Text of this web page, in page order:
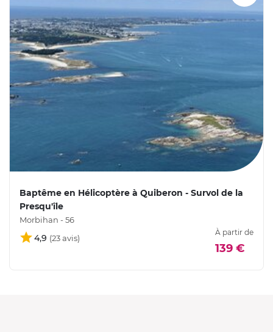
Baptême en Hélicoptère à Quiberon - Survol de la
Presqu'île
Morbihan - 56
4,9
À partir de
139 €